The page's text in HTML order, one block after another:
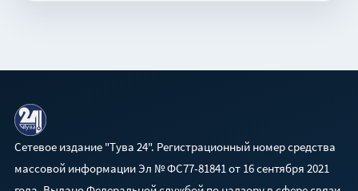
Сетевое издание "Тува 24". Регистрационный номер средства
массовой информации Эл № ФС77-81841 от 16 сентября 2021